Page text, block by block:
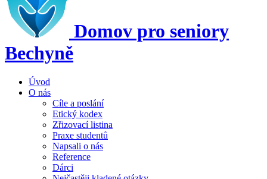
Domov pro seniory
Bechyně
Úvod
O nás
Cíle a poslání
Etický kodex
Zřizovací listina
Praxe studentů
Napsali o nás
Reference
Dárci